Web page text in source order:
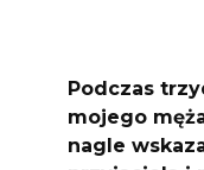
Podczas
mojego
nagle